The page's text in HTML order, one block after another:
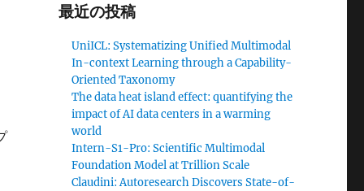
最近の投稿
UniICL: Systematizing Unified Multimodal
In-context Learning through a Capability-
Oriented Taxonomy
The data heat island effect: quantifying the
impact of AI data centers in a warming
world
Intern-S1-Pro: Scientific Multimodal
Foundation Model at Trillion Scale
Claudini: Autoresearch Discovers State-of-